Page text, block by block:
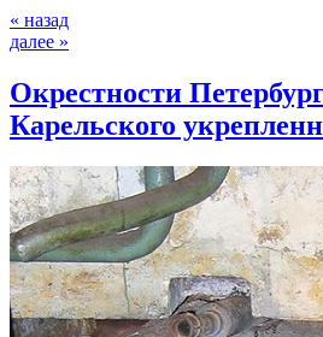
« назад
далее »
Окрестности
Карельского